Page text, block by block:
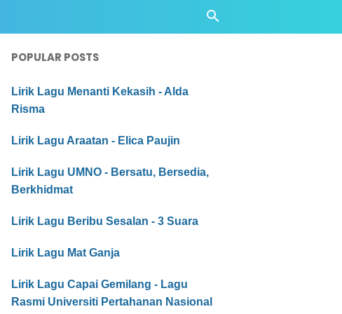
POPULAR POSTS
Lirik Lagu Menanti Kekasih - Alda
Risma
Lirik Lagu Araatan - Elica Paujin
Lirik Lagu UMNO - Bersatu, Bersedia,
Berkhidmat
Lirik Lagu Beribu Sesalan - 3 Suara
Lirik Lagu Mat Ganja
Lirik Lagu Capai Gemilang - Lagu
Rasmi Universiti Pertahanan Nasional